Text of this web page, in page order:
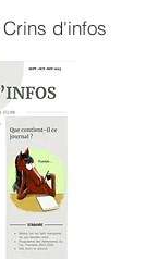
d'infos